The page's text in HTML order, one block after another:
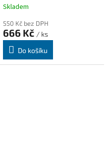
Skladem
550 Kč bez DPH
666 Kč / ks
Do košíku